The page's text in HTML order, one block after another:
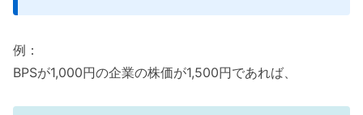
例：
BPSが1,000円の企業の株価が1,500円であれば、